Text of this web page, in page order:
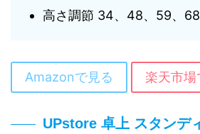
高さ調節 34、48、59、
Amazonで見る 楽天市場
UPstore 卓上 スタンデ